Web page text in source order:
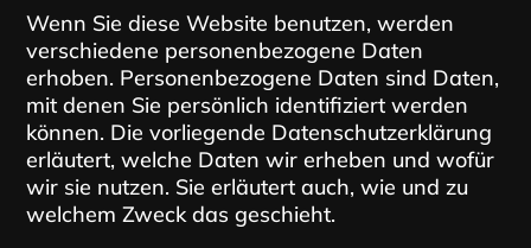
Wenn Sie diese Website benutzen, werden
verschiedene personenbezogene Daten
erhoben. Personenbezogene Daten sind Daten,
mit denen Sie persönlich identifiziert werden
können. Die vorliegende Datenschutzerklärung
erläutert, welche Daten wir erheben und wofür
wir sie nutzen. Sie erläutert auch, wie und zu
welchem Zweck das geschieht.